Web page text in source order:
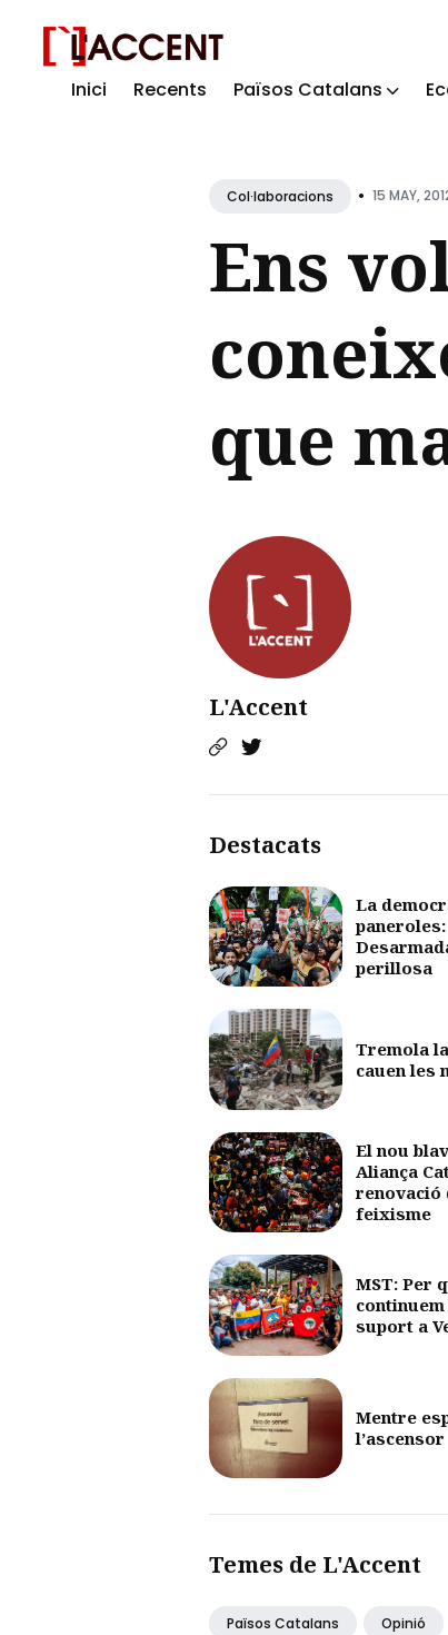
Inici Recents Països Catalans
Col·laboracions • 15 MAY,
Ens
que
L'Accent
Destacats
La
paneroles:
perillosa
Tremola
cauen les
El nou
Aliança
renovació
feixisme
MST: Per
suport a
Mentre
l’ascensor
Temes de L'Accent
Països Catalans Opinió